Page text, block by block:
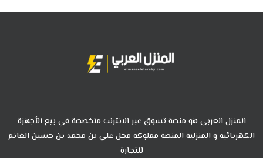
المنزل العربي هو منصة تسوق عبر الانترنت متخصصة في بيع الأجهزة
الكهربائية و المنزلية المنصة مملوكه محل علي بن محمد بن حسين الغانم
للتجارة